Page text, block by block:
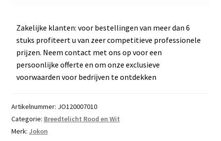
Zakelijke klanten: voor bestellingen van meer dan 6
stuks profiteert u van zeer competitieve professionele
prijzen. Neem contact met ons op voor een
persoonlijke offerte en om onze exclusieve
voorwaarden voor bedrijven te ontdekken
Artikelnummer: JO120007010
Categorie: Breedtelicht Rood en Wit
Merk: Jokon